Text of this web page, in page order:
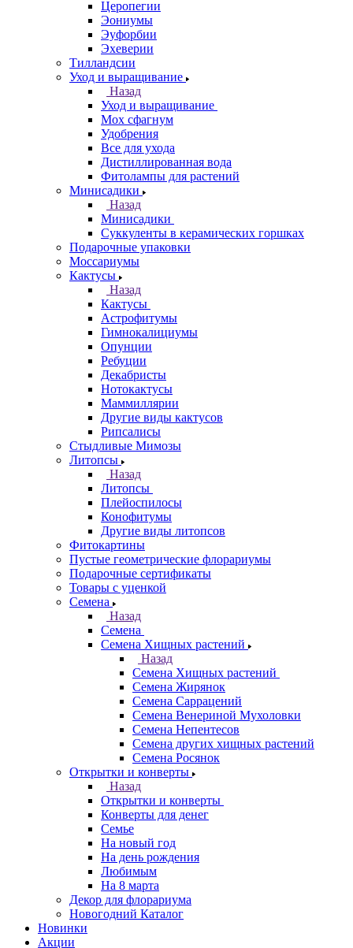
Церопегии
Эониумы
Эуфорбии
Эхеверии
Тилландсии
Уход и выращивание
Назад
Уход и выращивание
Мох сфагнум
Удобрения
Все для ухода
Дистиллированная вода
Фитолампы для растений
Минисадики
Назад
Минисадики
Суккуленты в керамических горшках
Подарочные упаковки
Моссариумы
Кактусы
Назад
Кактусы
Астрофитумы
Гимнокалициумы
Опунции
Ребуции
Декабристы
Нотокактусы
Маммиллярии
Другие виды кактусов
Рипсалисы
Стыдливые Мимозы
Литопсы
Назад
Литопсы
Плейоспилосы
Конофитумы
Другие виды литопсов
Фитокартины
Пустые геометрические флорариумы
Подарочные сертификаты
Товары с уценкой
Семена
Назад
Семена
Семена Хищных растений
Назад
Семена Хищных растений
Семена Жирянок
Семена Саррацений
Семена Венериной Мухоловки
Семена Непентесов
Семена других хищных растений
Семена Росянок
Открытки и конверты
Назад
Открытки и конверты
Конверты для денег
Семье
На новый год
На день рождения
Любимым
На 8 марта
Декор для флорариума
Новогодний Каталог
Новинки
Акции